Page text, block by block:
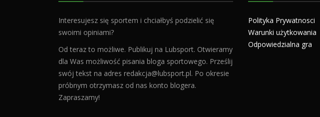
Interesujesz się sportem i chciałbyś podzielić się
swoimi opiniami?
Od teraz to możliwe. Publikuj na Lubsport. Otwieramy
dla Was możliwość pisania bloga sportowego. Prześlij
swój tekst na adres redakcja@lubsport.pl. Po okresie
próbnym otrzymasz od nas konto blogera.
Zapraszamy!
Polityka Prywatnosci
Warunki użytkowania
Odpowiedzialna gra